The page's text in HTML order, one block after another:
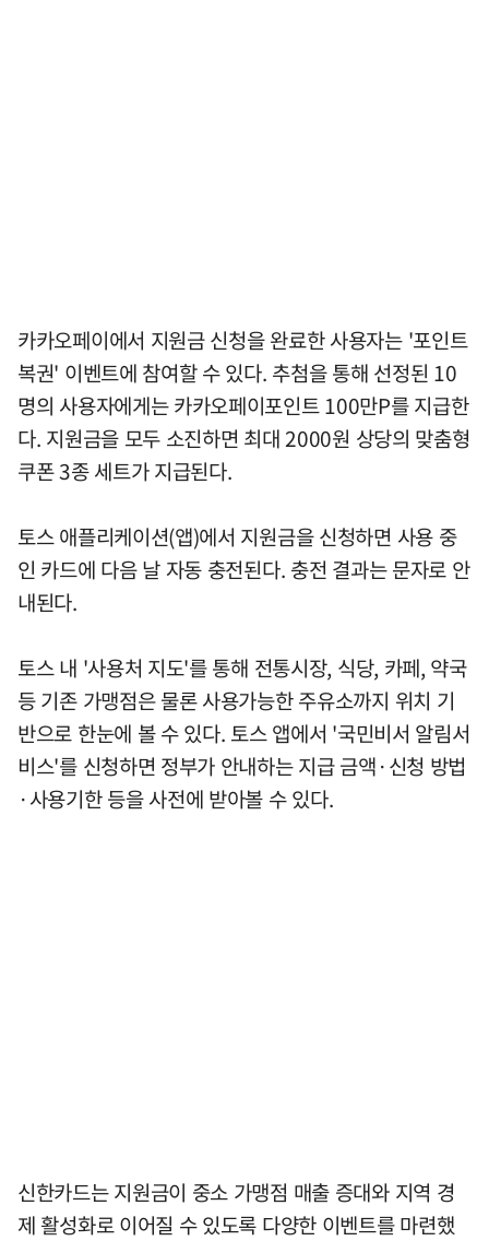
카카오페이에서 지원금 신청을 완료한 사용자는 '포인트
복권' 이벤트에 참여할 수 있다. 추첨을 통해 선정된 10
명의 사용자에게는 카카오페이포인트 100만P를 지급한
다. 지원금을 모두 소진하면 최대 2000원 상당의 맞춤형
쿠폰 3종 세트가 지급된다.
토스 애플리케이션(앱)에서 지원금을 신청하면 사용 중
인 카드에 다음 날 자동 충전된다. 충전 결과는 문자로 안
내된다.
토스 내 '사용처 지도'를 통해 전통시장, 식당, 카페, 약국
등 기존 가맹점은 물론 사용가능한 주유소까지 위치 기
반으로 한눈에 볼 수 있다. 토스 앱에서 '국민비서 알림서
비스'를 신청하면 정부가 안내하는 지급 금액·신청 방법
·사용기한 등을 사전에 받아볼 수 있다.
신한카드는 지원금이 중소 가맹점 매출 증대와 지역 경
제 활성화로 이어질 수 있도록 다양한 이벤트를 마련했